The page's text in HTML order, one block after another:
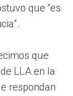
que “es
que
LLA en la
respondan